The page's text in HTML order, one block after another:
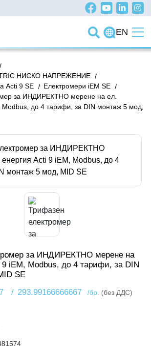
EN
/
/
НИСКО НАПРЕЖЕНИЕ
/
Acti 9 SE /
Електромери iEM SE
за ИНДИРЕКТНО мерене на ел.
Modbus, до 4 тарифи, за DIN монтаж 5 мод,
за ИНДИРЕКТНО мерене на
9 iEM, Modbus, до 4 тарифи, за DIN
SE
293.99166666667
/ /бр. (без ДДС)